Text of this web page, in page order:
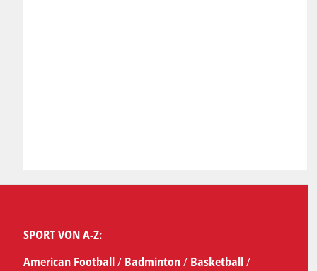
SPORT VON A-Z:
American Football/ Badminton/ Basketball/